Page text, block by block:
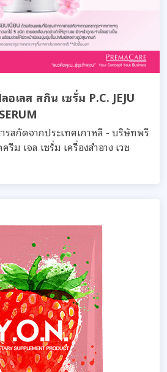
อเลส สกิน เซรั่ม P.C. JEJU
ารสกัดจากประเทศเกาหลี - บริษัทพรี
ม เจล เซรั่ม เครื่องสำอาง เวช